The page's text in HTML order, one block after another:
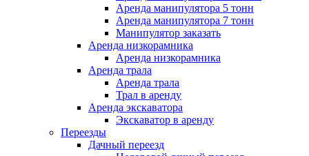
Аренда манипулятора 5 тонн
Аренда манипулятора 7 тонн
Манипулятор заказать
Аренда низкорамника
Аренда низкорамника
Аренда трала
Аренда трала
Трал в аренду
Аренда экскаватора
Экскаватор в аренду
Переезды
Дачный переезд